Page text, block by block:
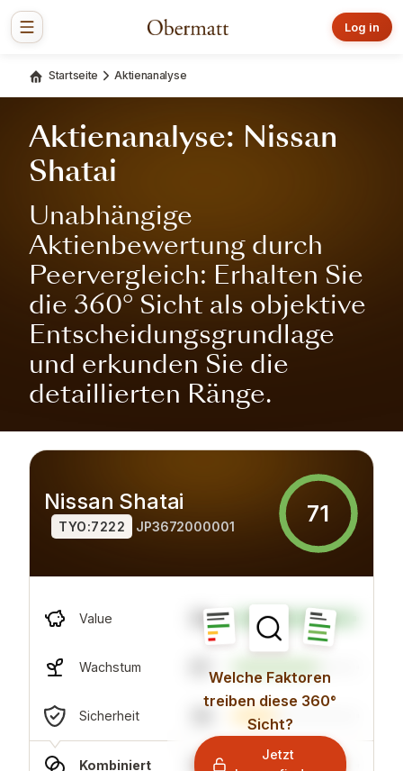
Log in
Startseite Aktienanalyse
Aktienanalyse: Nissan
Shatai
Unabhängige
Aktienbewertung durch
Peervergleich: Erhalten Sie
die 360° Sicht als objektive
Entscheidungsgrundlage
und erkunden Sie die
detaillierten Ränge.
Nissan Shatai
TYO:7222 JP3672000001 71
Value 98
Wachstum 67
Sicherheit
Kombiniert 82
Welche Faktoren
treiben diese 360°
Sicht?
Jetzt